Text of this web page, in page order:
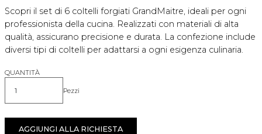
Scopri il set di 6 coltelli forgiati GrandMaitre, ideali per ogni
professionista della cucina. Realizzati con materiali di alta
qualità, assicurano precisione e durata. La confezione include
diversi tipi di coltelli per adattarsi a ogni esigenza culinaria.
QUANTITÀ
Quantità Pezzi
AGGIUNGI ALLA RICHIESTA